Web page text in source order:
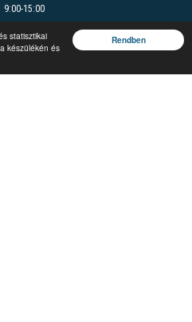
Rendben
statisztikai
készülékén és
9:00-15:00
szám B/2020/000166
száma: E/2020/000085